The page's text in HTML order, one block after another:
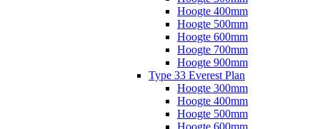
Hoogte 400mm
Hoogte 500mm
Hoogte 600mm
Hoogte 700mm
Hoogte 900mm
Type 33 Everest Plan
Hoogte 300mm
Hoogte 400mm
Hoogte 500mm
Hoogte 600mm